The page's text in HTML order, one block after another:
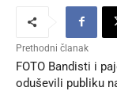
Prethodni članak
FOTO Bandisti i
oduševili publiku